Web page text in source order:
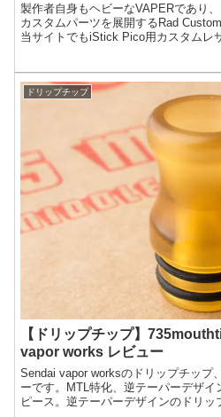
製作者自身もヘビーなVAPERであり
カスタムパーツを展開するRad
当サイトでもiStick Pico用カスタムレ
ドリップチップ
【ドリップチップ】
vapor works レビュー
Sendai vapor worksのドリップチップ
ーです。MTL特化、逆テーパーデザ
ピース。逆テーパーデザインのドリ